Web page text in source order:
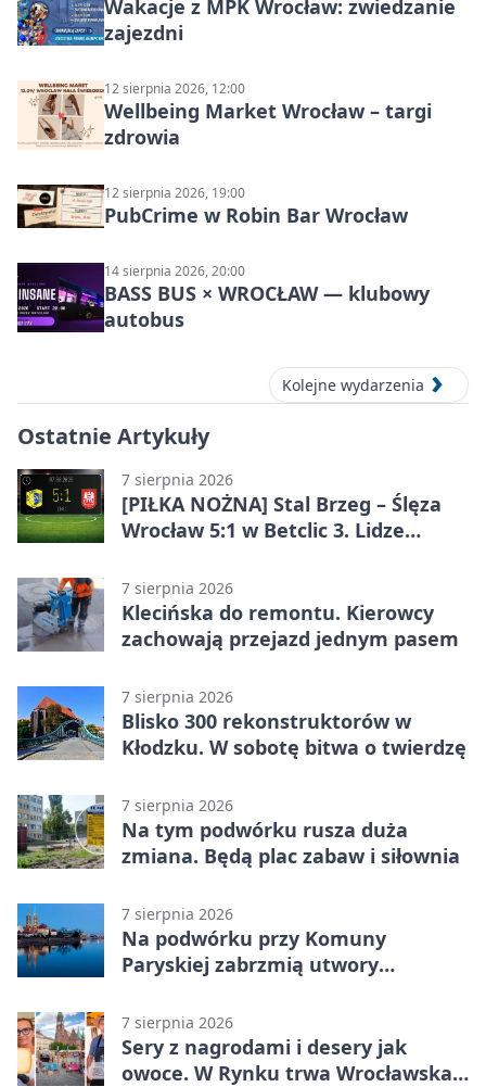
Wakacje z MPK Wrocław: zwiedzanie
zajezdni
12 sierpnia 2026, 12:00
Wellbeing Market Wrocław – targi
zdrowia
12 sierpnia 2026, 19:00
PubCrime w Robin Bar Wrocław
14 sierpnia 2026, 20:00
BASS BUS × WROCŁAW — klubowy
autobus
Kolejne wydarzenia
Ostatnie Artykuły
7 sierpnia 2026
[PIŁKA NOŻNA] Stal Brzeg – Ślęza
Wrocław 5:1 w Betclic 3. Lidze
porażka wrocławian
7 sierpnia 2026
Klecińska do remontu. Kierowcy
zachowają przejazd jednym pasem
7 sierpnia 2026
Blisko 300 rekonstruktorów w
Kłodzku. W sobotę bitwa o twierdzę
7 sierpnia 2026
Na tym podwórku rusza duża
zmiana. Będą plac zabaw i siłownia
7 sierpnia 2026
Na podwórku przy Komuny
Paryskiej zabrzmią utwory
7 sierpnia 2026
Sery z nagrodami i desery jak
owoce. W Rynku trwa Wrocławska